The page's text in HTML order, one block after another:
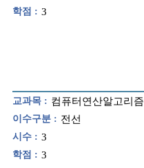
학점 : 3
교과목 : 컴퓨터연산알고리즘
이수구분 : 전선
시수 : 3
학점 : 3